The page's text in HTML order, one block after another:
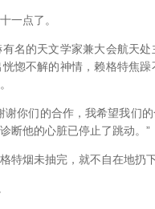
点了。
的天文学家兼大会航天处
惚不解的神情，赖格特焦
你们的合作，我希望我们
断他的心脏已停止了跳动。”
烟未抽完，就不自在地扔下